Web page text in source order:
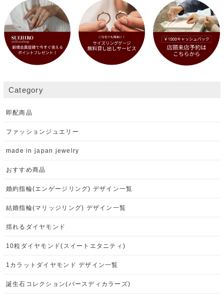
Category
即配商品
ファッションジュエリー
made in japan jewelry
おすすめ商品
婚約指輪(エンゲージリング) デザイン一覧
結婚指輪(マリッジリング) デザイン一覧
揺れるダイヤモンド
10粒ダイヤモンド(スイートエタニティ)
1カラットダイヤモンド デザイン一覧
誕生石コレクション(バースディカラーズ)